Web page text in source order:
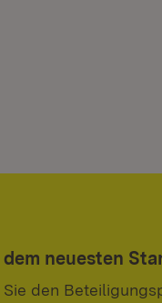
neuesten
den